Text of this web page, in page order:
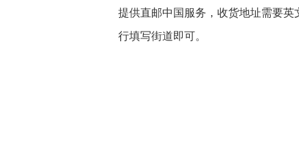
提供直邮中国服务，收货地址需要
行填写街道即可。